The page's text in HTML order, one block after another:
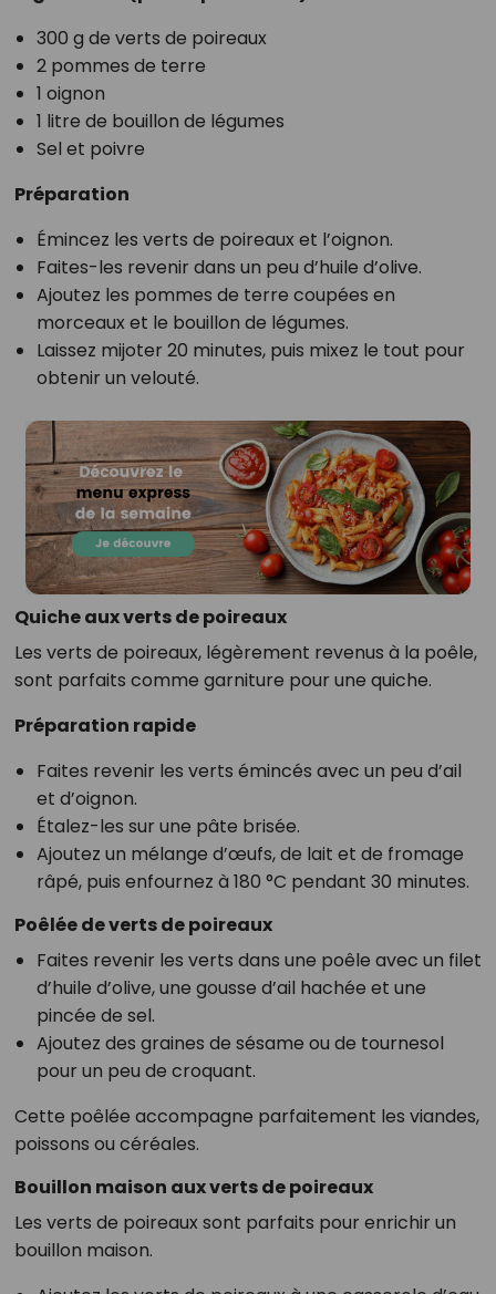
300 g de verts de poireaux
2 pommes de terre
1 oignon
1 litre de bouillon de légumes
Sel et poivre
Préparation
Émincez les verts de poireaux et l’oignon.
Faites-les revenir dans un peu d’huile d’olive.
Ajoutez les pommes de terre coupées en
morceaux et le bouillon de légumes.
Laissez mijoter 20 minutes, puis mixez le tout pour
obtenir un velouté.
Quiche aux verts de poireaux
Les verts de poireaux, légèrement revenus à la poêle,
sont parfaits comme garniture pour une quiche.
Préparation rapide
Faites revenir les verts émincés avec un peu d’ail
et d’oignon.
Étalez-les sur une pâte brisée.
Ajoutez un mélange d’œufs, de lait et de fromage
râpé, puis enfournez à 180 °C pendant 30 minutes.
Poêlée de verts de poireaux
Faites revenir les verts dans une poêle avec un filet
d’huile d’olive, une gousse d’ail hachée et une
pincée de sel.
Ajoutez des graines de sésame ou de tournesol
pour un peu de croquant.
Cette poêlée accompagne parfaitement les viandes,
poissons ou céréales.
Bouillon maison aux verts de poireaux
Les verts de poireaux sont parfaits pour enrichir un
bouillon maison.